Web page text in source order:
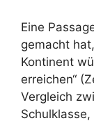
Eine
gemacht
Kontinent
erreichen“
Vergleich